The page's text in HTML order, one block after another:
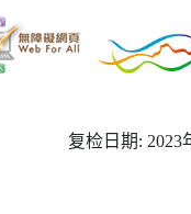
复检日期: 2023